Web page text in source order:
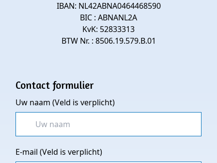
IBAN: NL42ABNA0464468590
BIC : ABNANL2A
KvK: 52833313
BTW Nr. : 8506.19.579.B.01
Contact formulier
Uw naam (Veld is verplicht)
E-mail (Veld is verplicht)